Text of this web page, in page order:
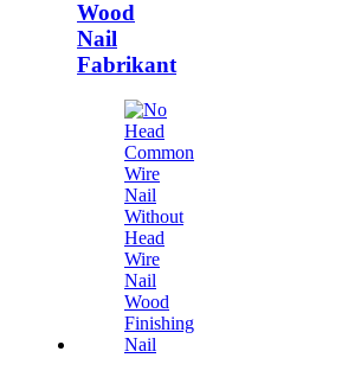
Wood
Nail
Fabrikant